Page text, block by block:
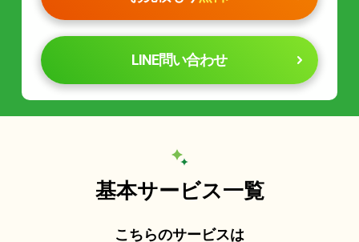
LINE問い合わせ
基本サービス一覧
こちらのサービスは